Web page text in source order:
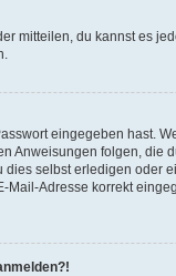
mitteilen, du kannst es
eingegeben hast.
Anweisungen folgen,
selbst erledigen
Adresse korrekt